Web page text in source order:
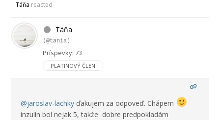
Táňa reacted
Táňa
(@tania)
Príspevky: 73
PLATINOVÝ ČLEN
@jaroslav-lachky ďakujem za odpoveď. Chápem
inzulín bol nejak 5, takže dobre predpokladám